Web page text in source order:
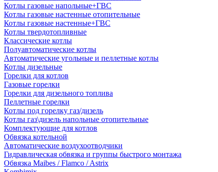
Котлы газовые напольные+ГВС
Котлы газовые настенные отопительные
Котлы газовые настенные+ГВС
Котлы твердотопливные
Классические котлы
Полуавтоматические котлы
Автоматические угольные и пеллетные котлы
Котлы дизельные
Горелки для котлов
Газовые горелки
Горелки для дизельного топлива
Пеллетные горелки
Котлы под горелку газ/дизель
Котлы газ\дизель напольные отопительные
Комплектующие для котлов
Обвязка котельной
Автоматические воздухоотводчики
Гидравлическая обвязка и группы быстрого монтажа
Обвязка Maibes / Flamco / Astrix